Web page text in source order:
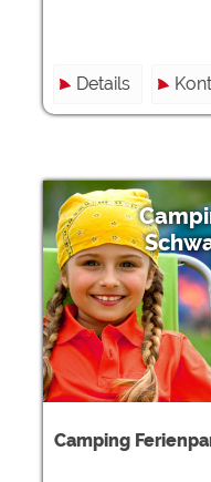
Details
Camping